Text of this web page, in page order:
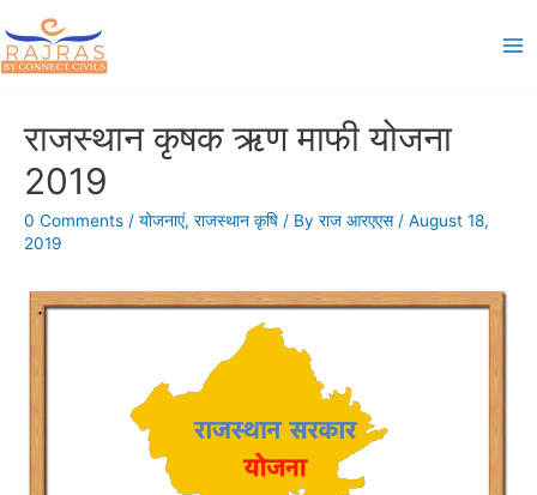
to
content
राजस्थान कृषक ऋण माफी योजना
2019
0 Comments / योजनाएं, राजस्थान कृषि / By राज आरएएस / August 18,
2019